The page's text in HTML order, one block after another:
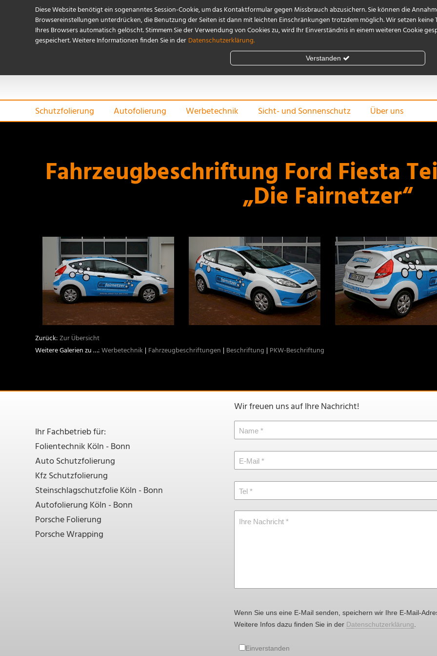
Schutzfolierung Autofolierung Werbetechnik Sicht- und Sonnenschutz Über uns
Fahrzeugbeschriftung Ford Fiesta
„Die Fairnetzer“
Zur Übersicht
Werbetechnik Fahrzeugbeschriftungen Beschriftung PKW-Beschriftung
Wir freuen uns auf Ihre Nachricht!
Name
E-Mail
Tel
Ihre Nachricht
Wenn Sie uns eine E-Mail senden, speichern wir Ihre E-Mail-
Weitere Infos dazu finden Sie in der Datenschutzerklärung
Einverstanden
Ihr Fachbetrieb für:
Folientechnik Köln - Bonn
Auto Schutzfolierung
Kfz Schutzfolierung
Steinschlagschutzfolie Köln - Bonn
Autofolierung Köln - Bonn
Porsche Folierung
Porsche Wrapping
Diese Website benötigt ein sogenanntes Session-Cookie, um das Kontaktformular gegen Missbrauch abzusichern. Sie können die
Browsereinstellungen unterdrücken, die Benutzung der Seiten ist dann mit leichten Einschränkungen trotzdem möglich. Wir setzen keine
Ihres Browsers automatisch gelöscht. Stimmem Sie der Verwendung von Cookies zu, wird Ihr Einverständnis in einem weiteren Cookie
gespeichert. Weitere Informationen finden Sie in der Datenschutzerklärung.
Verstanden